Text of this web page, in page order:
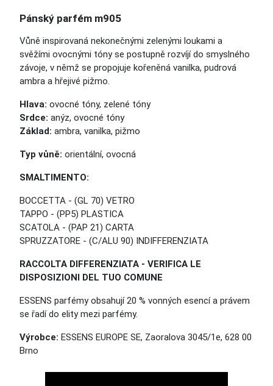
Pánský parfém m905
Vůně inspirovaná nekonečnými zelenými loukami a
svěžími ovocnými tóny se postupně rozvíjí do smyslného
závoje, v němž se propojuje kořeněná vanilka, pudrová
ambra a hřejivé pižmo.
Hlava: ovocné tóny, zelené tóny
Srdce: anýz, ovocné tóny
Základ: ambra, vanilka, pižmo
Typ vůně: orientální, ovocná
SMALTIMENTO:
BOCCETTA - (GL 70) VETRO
TAPPO - (PP5) PLASTICA
SCATOLA - (PAP 21) CARTA
SPRUZZATORE - (C/ALU 90) INDIFFERENZIATA
RACCOLTA DIFFERENZIATA - VERIFICA LE
DISPOSIZIONI DEL TUO COMUNE
ESSENS parfémy obsahují 20 % vonných esencí a právem
se řadí do elity mezi parfémy.
Výrobce: ESSENS EUROPE SE, Zaoralova 3045/1e, 628 00
Brno